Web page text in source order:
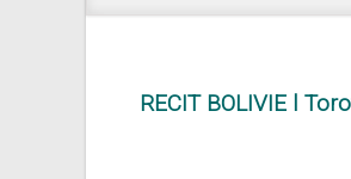
RECIT BOLIVIE l